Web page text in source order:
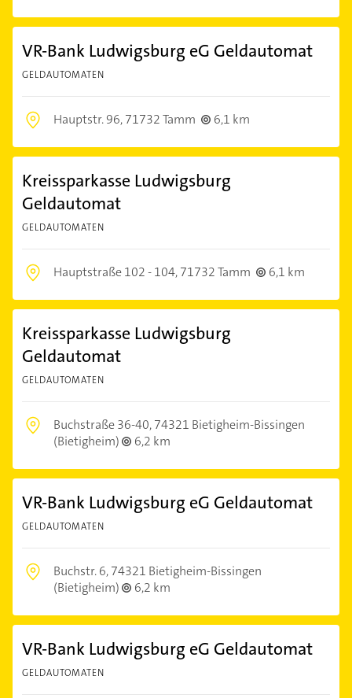
VR-Bank Ludwigsburg eG Geldautomat
GELDAUTOMATEN
Hauptstr. 96,71732 Tamm 6,1 km
Kreissparkasse Ludwigsburg
Geldautomat
GELDAUTOMATEN
Hauptstraße 102 - 104,71732 Tamm 6,1 km
Kreissparkasse Ludwigsburg
Geldautomat
GELDAUTOMATEN
Buchstraße 36-40,74321 Bietigheim-Bissingen
(Bietigheim)
6,2 km
VR-Bank Ludwigsburg eG Geldautomat
GELDAUTOMATEN
Buchstr. 6,74321 Bietigheim-Bissingen
(Bietigheim)
6,2 km
VR-Bank Ludwigsburg eG Geldautomat
GELDAUTOMATEN